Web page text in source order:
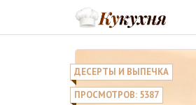
ДЕСЕРТЫ И ВЫПЕЧКА
ПРОСМОТРОВ: 5387